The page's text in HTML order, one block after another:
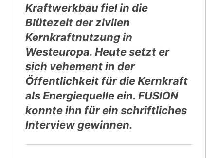
Kraftwerkbau fiel in die
Blütezeit der zivilen
Kernkraftnutzung in
Westeuropa. Heute setzt er
sich vehement in der
Öffentlichkeit für die Kernkraft
als Energiequelle ein. FUSION
konnte ihn für ein schriftliches
Interview gewinnen.